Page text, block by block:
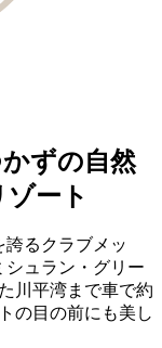
ずの自然
ート
るクラブメッ
シュラン・グリー
川平湾まで車で約
の目の前にも美し